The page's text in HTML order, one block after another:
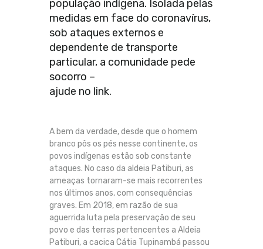
população indígena. Isolada pelas
medidas em face do coronavírus,
sob ataques externos e
dependente de transporte
particular, a comunidade pede
socorro –
ajude no link.
A bem da verdade, desde que o homem
branco pôs os pés nesse continente, os
povos indígenas estão sob constante
ataques. No caso da aldeia Patiburi, as
ameaças tornaram-se mais recorrentes
nos últimos anos, com consequências
graves. Em 2018, em razão de sua
aguerrida luta pela preservação de seu
povo e das terras pertencentes a Aldeia
Patiburi, a cacica Cátia Tupinambá passou